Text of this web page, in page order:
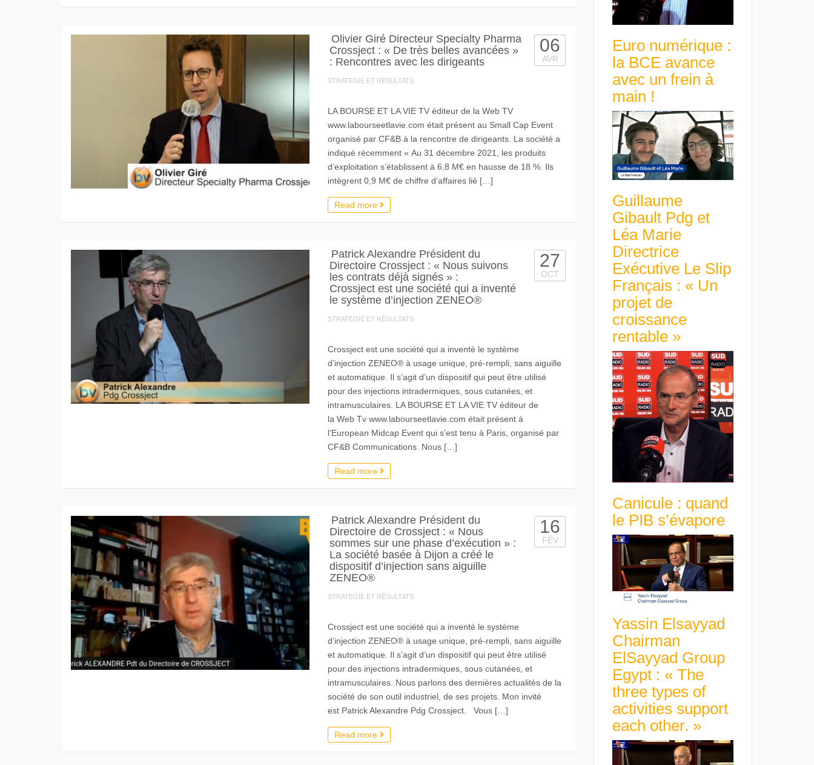
Olivier Giré Directeur Specialty Pharma
Crossject : « De très belles avancées »
: Rencontres avec les dirigeants
STRATEGIE ET RÉSULTATS
06
AVR
LA BOURSE ET LA VIE TV éditeur de la Web TV
www.labourseetlavie.com était présent au Small Cap Event
organisé par CF&B à la rencontre de dirigeants. La société a
indiqué récemment « Au 31 décembre 2021, les produits
d’exploitation s’établissent à 6,8 M€ en hausse de 18 %. Ils
intègrent 0,9 M€ de chiffre d’affaires lié […]
Read more
Patrick Alexandre Président du
Directoire Crossject : « Nous suivons
les contrats déjà signés » :
Crossject est une société qui a inventé
le système d’injection ZENEO®
STRATEGIE ET RÉSULTATS
27
OCT
Crossject est une société qui a inventé le système
d’injection ZENEO® à usage unique, pré-rempli, sans aiguille
et automatique. Il s’agit d’un dispositif qui peut être utilisé
pour des injections intradermiques, sous cutanées, et
intramusculaires. LA BOURSE ET LA VIE TV éditeur de
la Web Tv www.labourseetlavie.com était présent à
l’European Midcap Event qui s’est tenu à Paris, organisé par
CF&B Communications. Nous […]
Read more
Patrick Alexandre Président du
Directoire de Crossject : « Nous
sommes sur une phase d’exécution » :
La société basée à Dijon a créé le
dispositif d’injection sans aiguille
ZENEO®
STRATEGIE ET RÉSULTATS
16
FÉV
Crossject est une société qui a inventé le système
d’injection ZENEO® à usage unique, pré-rempli, sans aiguille
et automatique. Il s’agit d’un dispositif qui peut être utilisé
pour des injections intradermiques, sous cutanées, et
intramusculaires. Nous parlons des dernières actualités de la
société de son outil industriel, de ses projets. Mon invité
est Patrick Alexandre Pdg Crossject. Vous […]
Read more
Euro numérique :
la BCE avance
avec un frein à
main !
Guillaume
Gibault Pdg et
Léa Marie
Directrice
Exécutive Le Slip
Français : « Un
projet de
croissance
rentable »
Canicule : quand
le PIB s’évapore
Yassin Elsayyad
Chairman
ElSayyad Group
Egypt : « The
three types of
activities support
each other. »